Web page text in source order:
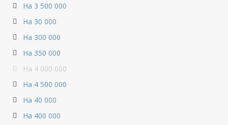
На 3 500 000
На 30 000
На 300 000
На 350 000
На 4 000 000
На 4 500 000
На 40 000
На 400 000